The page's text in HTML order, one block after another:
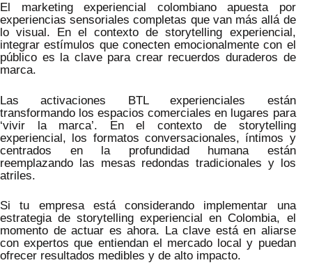
El marketing experiencial colombiano apuesta por
experiencias sensoriales completas que van más allá de
lo visual. En el contexto de storytelling experiencial,
integrar estímulos que conecten emocionalmente con el
público es la clave para crear recuerdos duraderos de
marca.
Las activaciones BTL experienciales están
transformando los espacios comerciales en lugares para
‘vivir la marca’. En el contexto de storytelling
experiencial, los formatos conversacionales, íntimos y
centrados en la profundidad humana están
reemplazando las mesas redondas tradicionales y los
atriles.
Si tu empresa está considerando implementar una
estrategia de storytelling experiencial en Colombia, el
momento de actuar es ahora. La clave está en aliarse
con expertos que entiendan el mercado local y puedan
ofrecer resultados medibles y de alto impacto.